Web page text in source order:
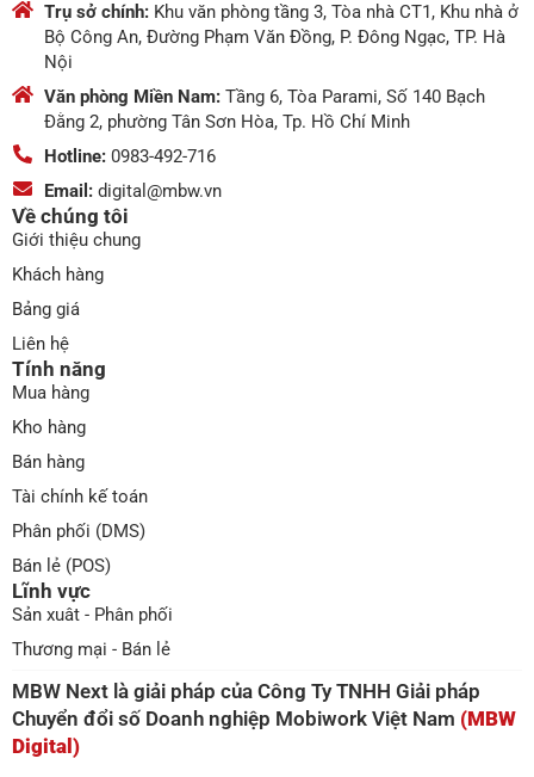
Trụ sở chính: Khu văn phòng tầng 3, Tòa nhà CT1, Khu nhà ở
Bộ Công An, Đường Phạm Văn Đồng, P. Đông Ngạc, TP. Hà
Nội
Văn phòng Miền Nam: Tầng 6, Tòa Parami, Số 140 Bạch
Đằng 2, phường Tân Sơn Hòa, Tp. Hồ Chí Minh
Hotline: 0983-492-716
Email: digital@mbw.vn
Về chúng tôi
Giới thiệu chung
Khách hàng
Bảng giá
Liên hệ
Tính năng
Mua hàng
Kho hàng
Bán hàng
Tài chính kế toán
Phân phối (DMS)
Bán lẻ (POS)
Lĩnh vực
Sản xuât - Phân phối
Thương mại - Bán lẻ
MBW Next là giải pháp của Công Ty TNHH Giải pháp
Chuyển đổi số Doanh nghiệp Mobiwork Việt Nam (MBW
Digital)